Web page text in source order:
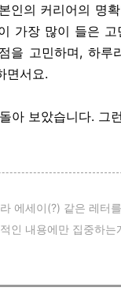
인의 커리어의 명
가장 많이 들은
을 고민하며, 하
면서요.
아 보았습니다. 그
에세이(?) 같은 레터
인 내용에만 집중하